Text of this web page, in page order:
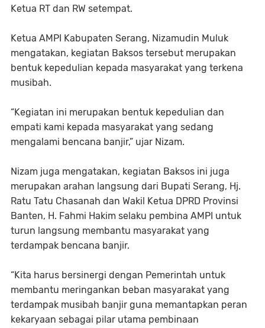
Ketua RT dan RW setempat.
Ketua AMPI Kabupaten Serang, Nizamudin Muluk
mengatakan, kegiatan Baksos tersebut merupakan
bentuk kepedulian kepada masyarakat yang terkena
musibah.
“Kegiatan ini merupakan bentuk kepedulian dan
empati kami kepada masyarakat yang sedang
mengalami bencana banjir,” ujar Nizam.
Nizam juga mengatakan, kegiatan Baksos ini juga
merupakan arahan langsung dari Bupati Serang, Hj.
Ratu Tatu Chasanah dan Wakil Ketua DPRD Provinsi
Banten, H. Fahmi Hakim selaku pembina AMPI untuk
turun langsung membantu masyarakat yang
terdampak bencana banjir.
“Kita harus bersinergi dengan Pemerintah untuk
membantu meringankan beban masyarakat yang
terdampak musibah banjir guna memantapkan peran
kekaryaan sebagai pilar utama pembinaan